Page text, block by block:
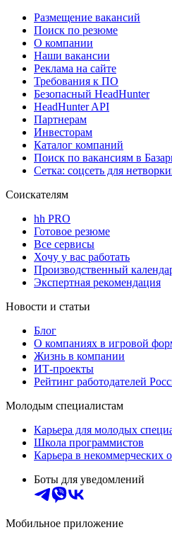
Размещение вакансий
Поиск по резюме
О компании
Наши вакансии
Реклама на сайте
Требования к ПО
Безопасный HeadHunter
HeadHunter API
Партнерам
Инвесторам
Каталог компаний
Поиск по вакансиям в
Сетка: соцсеть для
Соискателям
hh PRO
Готовое резюме
Все сервисы
Хочу у вас работать
Производственный
Экспертная рекомендация
Новости и статьи
Блог
О компаниях в игровой
Жизнь в компании
ИТ-проекты
Рейтинг работодателей
Молодым специалистам
Карьера для молодых
Школа программистов
Карьера в некоммерческих
Боты для уведомлений
Мобильное приложение